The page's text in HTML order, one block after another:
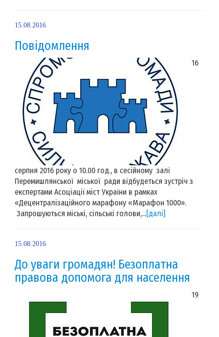
15.08.2016
Повідомлення
16
серпня 2016 року о 10.00 год., в сесійному залі
Перемишлянської міської ради відбудеться зустріч з
експертами Асоціації міст України в рамках
«Децентралізаційного марафону «Марафон 1000».
Запрошуються міські, сільські голови,...[далі]
15.08.2016
До уваги громадян! Безоплатна
правова допомога для населення
19